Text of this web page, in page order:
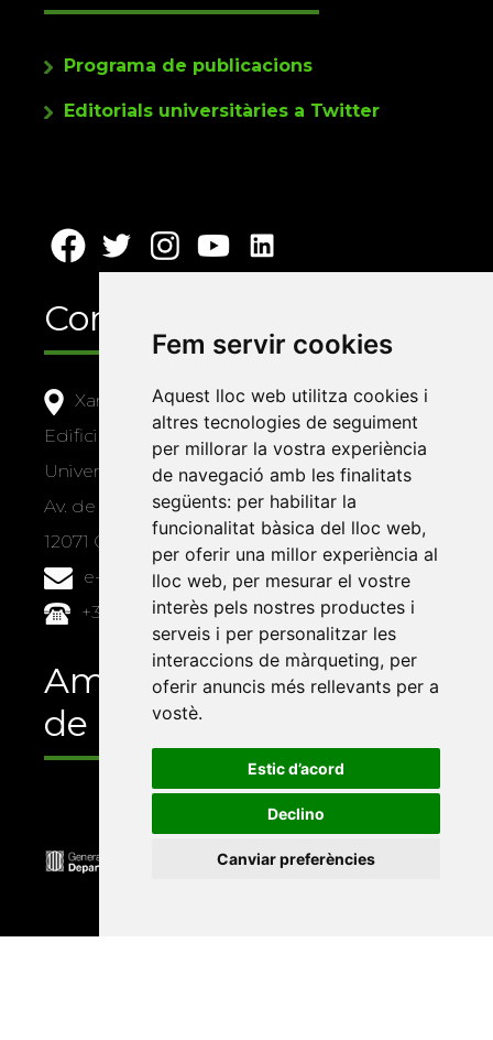
Fem servir cookies
Aquest lloc web utilitza cookies i
altres tecnologies de seguiment
per millorar la vostra experiència
de navegació amb les finalitats
següents: per habilitar la
funcionalitat bàsica del lloc web,
per oferir una millor experiència al
lloc web, per mesurar el vostre
interès pels nostres productes i
serveis i per personalitzar les
interaccions de màrqueting, per
oferir anuncis més rellevants per a
vostè.
Estic d’acord
Declino
Canviar preferències
Programa de publicacions
Editorials universitàries a Twitter
Contacte
Xarxa Vives d'Universitats
Edifici Àgora
Universitat Jaume I, local 10
Av. de Vicent Sos Baynat, s/n
12071 Castelló de la Plana
e-buc@vives.org
+34 964 72 89 93
Amb el suport
de